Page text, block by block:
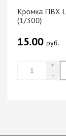
Кромка ПВХ
(1/300)
15.00 руб.